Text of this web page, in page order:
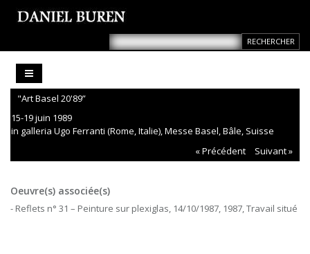
"Art Basel 20'89”
15-19 juin 1989
in galleria Ugo Ferranti (Rome, Italie), Messe Basel, Bâle, Suisse
« Précédent
Suivant »
Oeuvre(s) associée(s)
- Reflets n° 31 – Peinture sur plexiglas, 14/10/1987, 1987, Travail situé